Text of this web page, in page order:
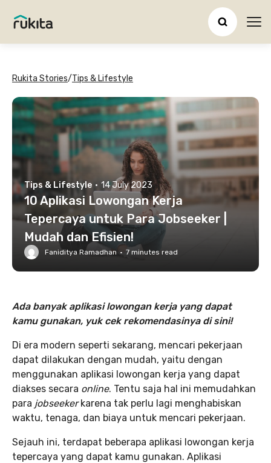
Rukita Stories/Tips & Lifestyle
Tips & Lifestyle · 14 July 2023
10 Aplikasi Lowongan Kerja
Tepercaya untuk Para Jobseeker |
Mudah dan Efisien!
Faniditya Ramadhan · 7 minutes read
Ada banyak aplikasi lowongan kerja yang dapat
kamu gunakan, yuk cek rekomendasinya di sini!
Di era modern seperti sekarang, mencari pekerjaan
dapat dilakukan dengan mudah, yaitu dengan
menggunakan aplikasi lowongan kerja yang dapat
diakses secara online. Tentu saja hal ini memudahkan
para jobseekerkarena tak perlu lagi menghabiskan
waktu, tenaga, dan biaya untuk mencari pekerjaan.
Sejauh ini, terdapat beberapa aplikasi lowongan kerja
tepercaya yang dapat kamu gunakan. Aplikasi